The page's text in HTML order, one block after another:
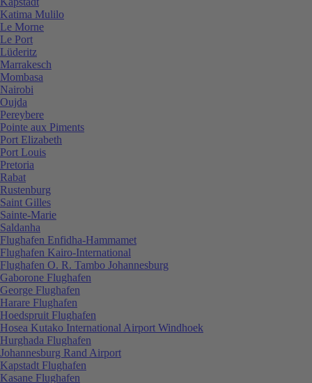
Katima Mulilo
Le Morne
Le Port
Lüderitz
Marrakesch
Mombasa
Nairobi
Oujda
Pereybere
Pointe aux Piments
Port Elizabeth
Port Louis
Pretoria
Rabat
Rustenburg
Saint Gilles
Sainte-Marie
Saldanha
Flughafen Enfidha-Hammamet
Flughafen Kairo-International
Flughafen O. R. Tambo Johannesburg
Gaborone Flughafen
George Flughafen
Harare Flughafen
Hoedspruit Flughafen
Hosea Kutako International Airport Windhoek
Hurghada Flughafen
Johannesburg Rand Airport
Kapstadt Flughafen
Kasane Flughafen